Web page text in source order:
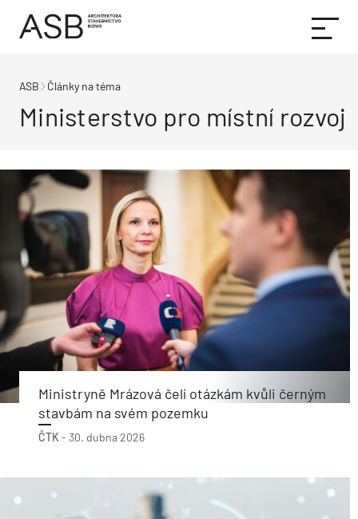
ASB Články na téma
Ministerstvo pro místní rozvoj
Ministryně Mrázová čelí otázkám kvůli černým
stavbám na svém pozemku
ČTK - 30. dubna 2026